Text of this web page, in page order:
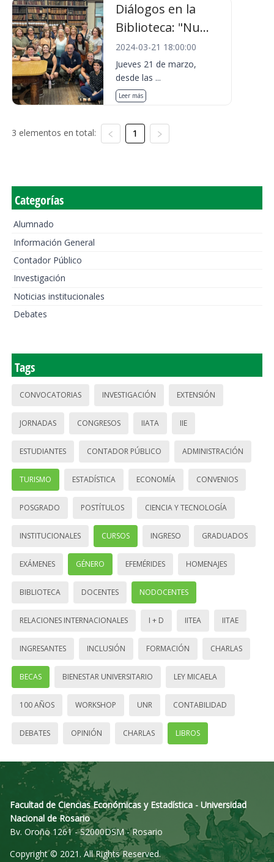
Diálogos en la
Biblioteca: "Nu...
2024-03-21 18:00:00
Jueves 21 de marzo,
desde las ...
Leer más
3 elementos en total: 1
Categorías
Alumnado
Información General
Contador Público
Investigación
Noticias institucionales
Debates
Tags
CONVOCATORIAS INVESTIGACIÓN EXTENSIÓN
JORNADAS CONGRESOS IIATA IIE
ESTUDIANTES CONTADOR PÚBLICO ADMINISTRACIÓN
TURISMO ESTADÍSTICA ECONOMÍA CONVENIOS
POSGRADO POSTÍTULOS CIENCIA Y TECNOLOGÍA
INSTITUCIONALES CURSOS INGRESO GRADUADOS
EXÁMENES GÉNERO EFEMÉRIDES HOMENAJES
BIBLIOTECA DOCENTES NODOCENTES
RELACIONES INTERNACIONALES I + D IITEA IITAE
INGRESANTES INCLUSIÓN FORMACIÓN CHARLAS
BECAS BIENESTAR UNIVERSITARIO LEY MICAELA
100 AÑOS WORKSHOP UNR CONTABILIDAD
DEBATES OPINIÓN CHARLAS LIBROS
Facultad de Ciencias Económicas y Estadística - Universidad
Nacional de Rosario
Bv. Oroño 1261 - S2000DSM - Rosario
Copyright © 2021. All Rights Reserved.